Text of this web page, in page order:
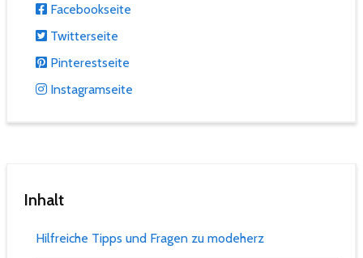
Facebookseite
Twitterseite
Pinterestseite
Instagramseite
Inhalt
Hilfreiche Tipps und Fragen zu modeherz